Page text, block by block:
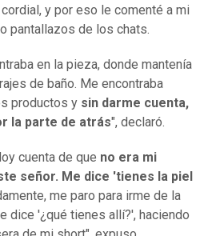
y por eso le comenté a mi
pantallazos de los chats.
en la pieza, donde mantenía
de baño. Me encontraba
productos y sin darme cuenta,
la parte de atrás", declaró.
cuenta de que no era mi
señor. Me dice 'tienes la piel
me paro para irme de la
dice '¿qué tienes allí?', haciendo